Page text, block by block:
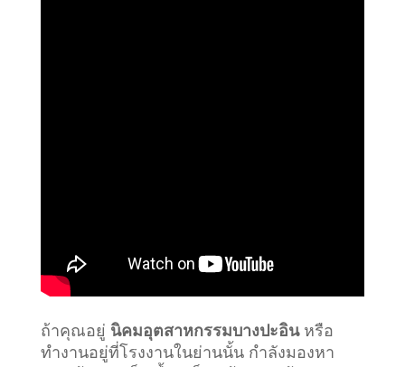
ถ้าคุณอยู่ นิคมอุตสาหกรรมบางปะอินหรือ
ทำงานอยู่ที่โรงงานในย่านนั้น กำลังมองหา